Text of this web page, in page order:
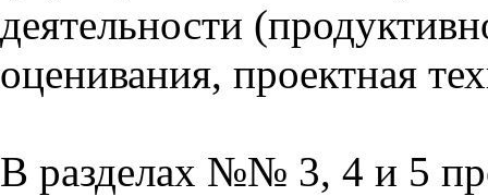
деятельности
оценивания, проектная
В разделах №№ 3, 4 и 5